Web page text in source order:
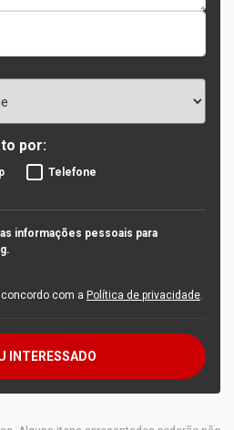
por:
Telefone
informações pessoais para
com a Política de privacidade.
INTERESSADO